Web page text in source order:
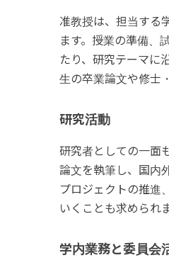
准教授は、担当する
ます。授業の準備、
たり、研究テーマに
生の卒業論文や修士
研究活動
研究者としての一面
論文を執筆し、国内
プロジェクトの推進
いくことも求められま
学内業務と委員会